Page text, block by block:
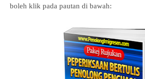
boleh klik pada pautan di bawah: